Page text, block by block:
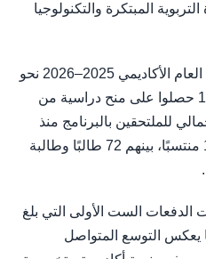
المبتكرة والتكنولوجيا
وينضم إلى الدفعة السابعة في العام الأكاديمي 2025–2026 نحو
22 معلمًا وقياديًا تربويًا، بينهم 10 حصلوا على منح دراسية من
للملتحقين بالبرنامج منذ
انطلاقه في عام 2019 إلى 130 منتسبًا، بينهم 72 طالبًا وطالبة
الست الأولى التي بلغ
مشاركين ما يعكس التوسع المتواصل